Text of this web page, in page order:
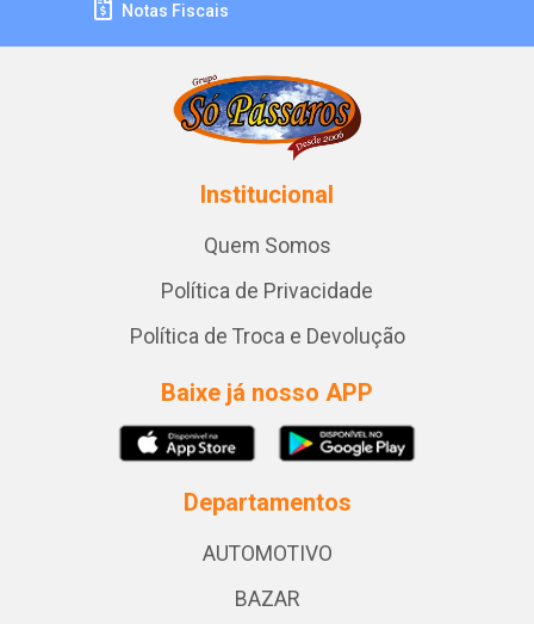
Notas Fiscais
Institucional
Quem Somos
Política de Privacidade
Política de Troca e Devolução
Baixe já nosso APP
Departamentos
AUTOMOTIVO
BAZAR